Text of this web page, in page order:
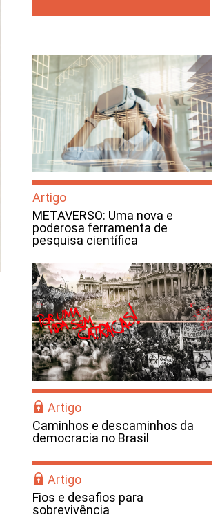
Artigo
METAVERSO: Uma nova e
poderosa ferramenta de
pesquisa científica
Artigo
Caminhos e descaminhos da
democracia no Brasil
Artigo
Fios e desafios para
sobrevivência